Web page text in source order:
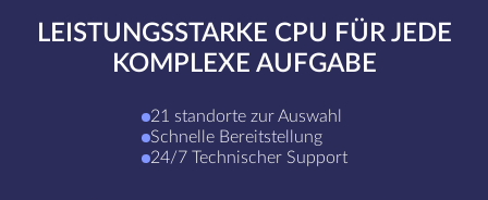
LEISTUNGSSTARKE CPU FÜR JEDE
KOMPLEXE AUFGABE
21 standorte zur Auswahl
Schnelle Bereitstellung
24/7 Technischer Support